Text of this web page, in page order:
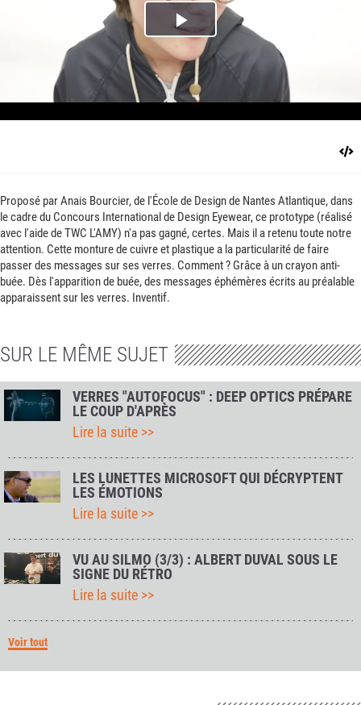
Play
Video
Proposé par Anais Bourcier, de l'École de Design de Nantes Atlantique, dans
le cadre du Concours International de Design Eyewear, ce prototype (réalisé
avec l'aide de TWC L'AMY) n'a pas gagné, certes. Mais il a retenu toute notre
attention. Cette monture de cuivre et plastique a la particularité de faire
passer des messages sur ses verres. Comment ? Grâce à un crayon anti-
buée. Dès l'apparition de buée, des messages éphémères écrits au préalable
apparaissent sur les verres. Inventif.
SUR LE MÊME SUJET
VERRES "AUTOFOCUS" : DEEP OPTICS PRÉPARE
LE COUP D'APRÈS
Lire la suite >>
LES LUNETTES MICROSOFT QUI DÉCRYPTENT
LES ÉMOTIONS
Lire la suite >>
VU AU SILMO (3/3) : ALBERT DUVAL SOUS LE
SIGNE DU RÉTRO
Lire la suite >>
Voir tout